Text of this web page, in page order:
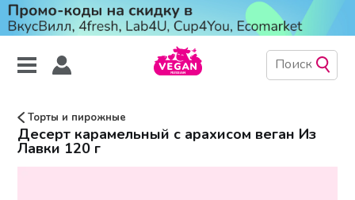
Торты и пирожные
Десерт карамельный с арахисом веган Из
Лавки 120 г